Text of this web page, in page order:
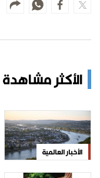
الأكثر مشاهدة
الأخبار العالمية